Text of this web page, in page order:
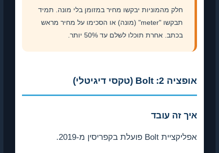
חלק מהמוניות יבקשו מחיר במזומן בלי מונה. תמיד
תבקשו "meter" (מונה) או הסכימו על מחיר מראש
בכתב. אחרת תוכלו לשלם עד 50% יותר.
אופציה 2: Bolt (טקסי דיגיטלי)
איך זה עובד
אפליקציית Bolt פועלת בקפריסין מ-2019.